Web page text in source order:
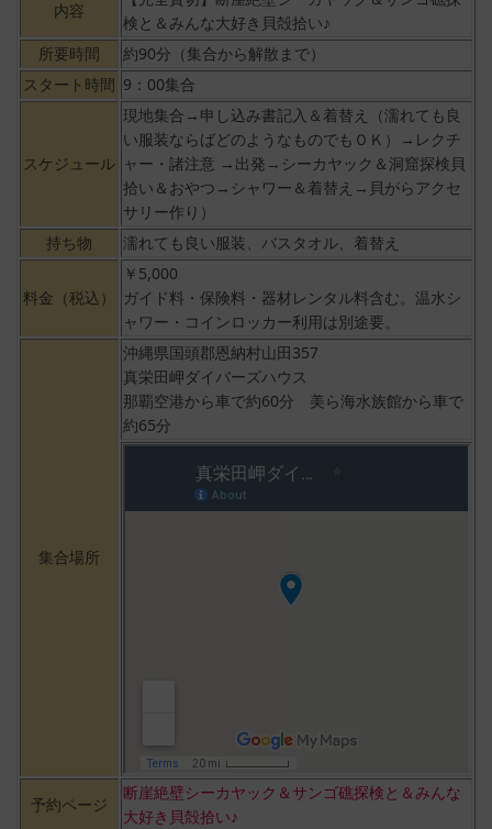
内容
検と＆みんな大好き貝殻拾い♪
所要時間
約90分（集合から解散まで）
スタート時間 9：00集合
スケジュール
現地集合→申し込み書記入＆着替え（濡れても良
い服装ならばどのようなものでもＯＫ）→レクチ
ャー・諸注意 →出発→シーカヤック＆洞窟探検貝
拾い＆おやつ→シャワー＆着替え→貝がらアクセ
サリー作り）
持ち物
濡れても良い服装、バスタオル、着替え
料金（税込）
￥5,000
ガイド料・保険料・器材レンタル料含む。温水シ
ャワー・コインロッカー利用は別途要。
集合場所
沖縄県国頭郡恩納村山田357
真栄田岬ダイバーズハウス
那覇空港から車で約60分 美ら海水族館から車で
約65分
予約ページ
断崖絶壁シーカヤック＆サンゴ礁探検と＆みんな
大好き貝殻拾い♪